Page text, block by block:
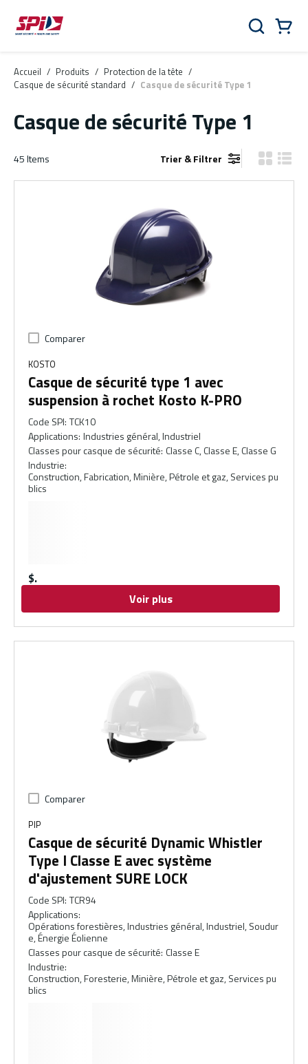
Aller au contenu principal
Skip to menu
Skip to footer
Rechercher
Accueil / Produits / Protection de la tête /
Casque de sécurité standard / Casque de sécurité Type 1
Casque de sécurité Type 1
45Items Trier & Filtrer Vue grille
Vue
Comparer
KOSTO
Casque de sécurité type 1 avec
suspension à rochet Kosto K-PRO
Code SPI: TCK10
Applications: Industries général, Industriel
Classes pour casque de sécurité: Classe C, Classe E, Classe G
Industrie:
Construction, Fabrication, Minière, Pétrole et gaz, Services pu
blics
$
Voir plus
Comparer
PIP
Casque de sécurité Dynamic Whistler
Type I Classe E avec système
d'ajustement SURE LOCK
Code SPI: TCR94
Applications:
Opérations forestières, Industries général, Industriel, Soudur
e, Énergie Éolienne
Classes pour casque de sécurité: Classe E
Industrie:
Construction, Foresterie, Minière, Pétrole et gaz, Services pu
blics